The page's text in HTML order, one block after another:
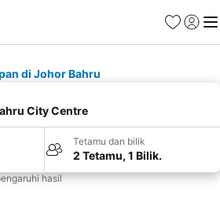
Kegemaran
Daftar
di Johor Bahru
City Centre
Tetamu dan bilik
2 Tetamu, 1 Bilik.
hasil